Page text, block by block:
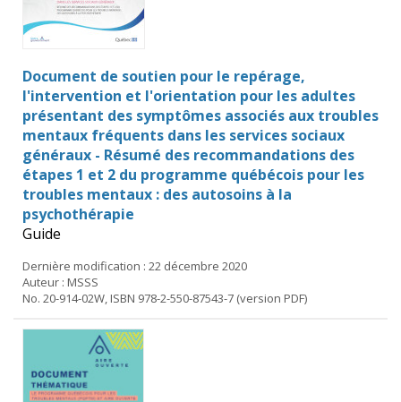
Document de soutien pour le repérage,
l'intervention et l'orientation pour les adultes
présentant des symptômes associés aux troubles
mentaux fréquents dans les services sociaux
généraux - Résumé des recommandations des
étapes 1 et 2 du programme québécois pour les
troubles mentaux : des autosoins à la
psychothérapie
Guide
Dernière modification : 22 décembre 2020
Auteur : MSSS
No. 20-914-02W, ISBN 978-2-550-87543-7 (version PDF)